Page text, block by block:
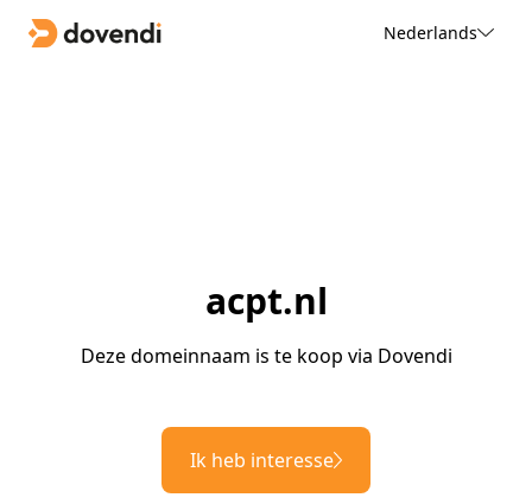
Nederlands
acpt.nl
Deze domeinnaam is te koop via Dovendi
Ik heb interesse